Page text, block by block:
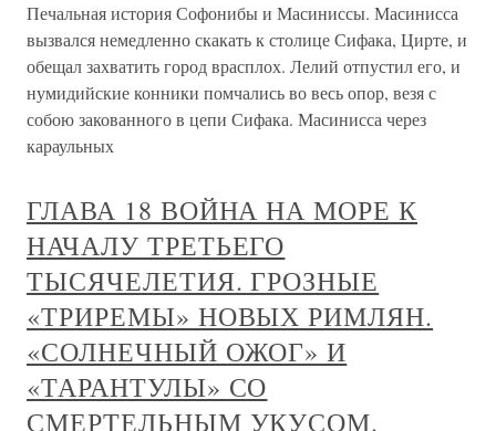
Печальная история Софонибы и Масиниссы. Масинисса
вызвался немедленно скакать к столице Сифака, Цирте, и
обещал захватить город врасплох. Лелий отпустил его, и
нумидийские конники помчались во весь опор, везя с
собою закованного в цепи Сифака. Масинисса через
караульных
ГЛАВА 18 ВОЙНА НА МОРЕ К
НАЧАЛУ ТРЕТЬЕГО
ТЫСЯЧЕЛЕТИЯ. ГРОЗНЫЕ
«ТРИРЕМЫ» НОВЫХ РИМЛЯН.
«СОЛНЕЧНЫЙ ОЖОГ» И
«ТАРАНТУЛЫ» СО
СМЕРТЕЛЬНЫМ УКУСОМ.